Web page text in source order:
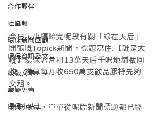
合作夥伴
社區報
環保新聞回顧
環保資訊及文章
頭版文章
零廢外賣
環保小貼士
今日，小編睇完呢段有關「綠在天后」
開張嘅Topick新聞，標題寫住:【誰是大
嘥】環保署月租13萬天后千呎地舖做回
收　推算每月收650萬支飲品膠樽先夠
交租。
老老豆豆，單單從呢篇新聞標題都已經